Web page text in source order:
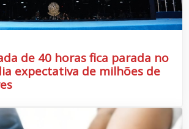
de 40 horas fica parada no
expectativa de milhões de